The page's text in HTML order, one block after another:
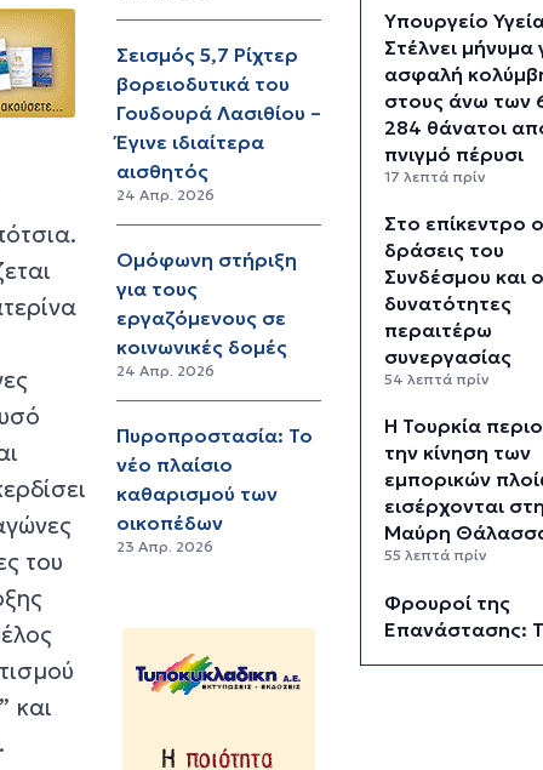
του
και
Σεισμός 5,7 Ρίχτερ
βορειοδυτικά του
Γουδουρά Λασιθίου –
Έγινε ιδιαίτερα
αισθητός
24 Απρ. 2026
Ομόφωνη στήριξη
για τους
εργαζόμενους σε
κοινωνικές δομές
24 Απρ. 2026
Πυροπροστασία: Το
νέο πλαίσιο
καθαρισμού των
οικοπέδων
23 Απρ. 2026
Υπουργείο
Στέλνει μήνυμα
ασφαλή
στους άνω των
284 θάνατοι
πνιγμό πέρυσι
17 λεπτά πρίν
Στο επίκεντρο
δράσεις του
Συνδέσμου και
δυνατότητες
περαιτέρω
συνεργασίας
54 λεπτά πρίν
Η Τουρκία
την κίνηση των
εμπορικών
εισέρχονται
Μαύρη
55 λεπτά πρίν
Φρουροί της
Επανάστασης: